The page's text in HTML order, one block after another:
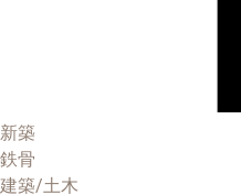
新築
鉄骨
建築/土木